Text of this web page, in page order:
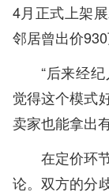
4月正式上架
邻居曾出价
“后来经纪
觉得这个模式
卖家也能拿出
在定价环节
论。双方的分